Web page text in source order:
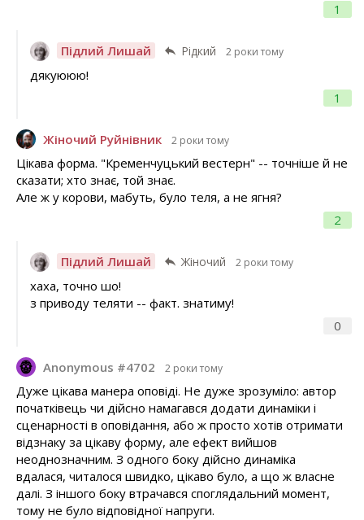
1
Підлий Лишай Рідкий 2 роки тому
1
дякуююю!
Жіночий Руйнівник 2 роки тому
2
Цікава форма. "Кременчуцький вестерн" -- точніше й не
сказати; хто знає, той знає.
Але ж у корови, мабуть, було теля, а не ягня?
Підлий Лишай Жіночий 2 роки тому
0
хаха, точно шо!
з приводу теляти -- факт. знатиму!
Anonymous #4702 2 роки тому
Дуже цікава манера оповіді. Не дуже зрозуміло: автор
початківець чи дійсно намагався додати динаміки і
сценарності в оповідання, або ж просто хотів отримати
відзнаку за цікаву форму, але ефект вийшов
неоднозначним. З одного боку дійсно динаміка
вдалася, читалося швидко, цікаво було, а що ж власне
далі. З іншого боку втрачався споглядальний момент,
тому не було відповідної напруги.